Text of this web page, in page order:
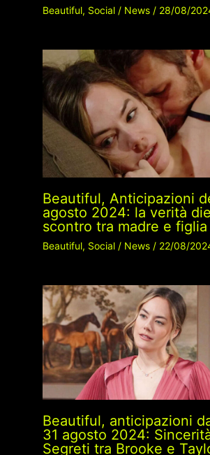
Beautiful, Social/ News/ 28/08/
Beautiful, Anticipazioni
agosto 2024: la verità
scontro tra madre e figlia
Beautiful, Social/ News/ 22/08/
Beautiful, anticipazioni
31 agosto 2024:
Segreti tra Brooke e